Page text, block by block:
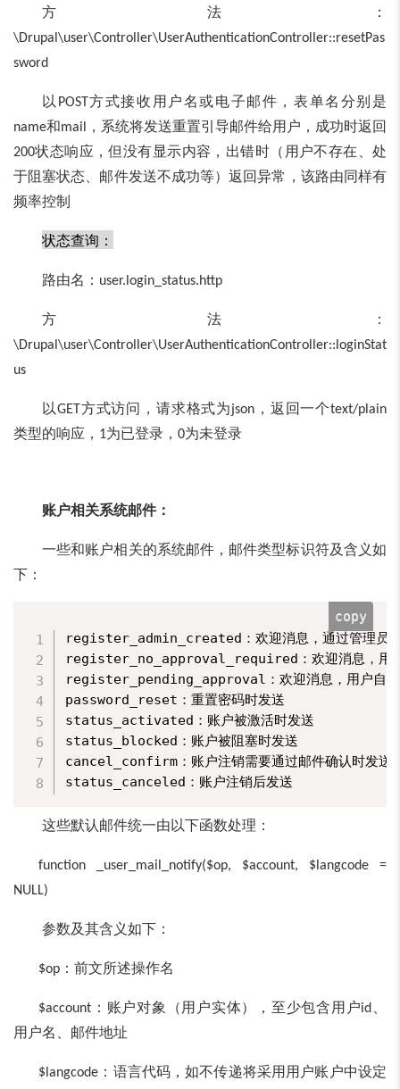
方法：
\Drupal\user\Controller\UserAuthenticationController::resetPas
sword
以 POST方式接收用户名或电子邮件，表单名分别是
name和mail ，系统将发送重置引导邮件给用户，成功时返回
200状态响应，但没有显示内容，出错时（用户不存在、处
于阻塞状态、邮件发送不成功等）返回异常，该路由同样有
频率控制
状态查询：
路由名： user.login_status.http
方法：
\Drupal\user\Controller\UserAuthenticationController::loginStat
us
以GET方式访问，请求格式为json ，返回一个text/plain
类型的响应， 1为已登录， 0为未登录
账户相关系统邮件：
一些和账户相关的系统邮件，邮件类型标识符及含义如
下：
register_admin_created：欢迎消息，通过管理员
register_no_approval_required：欢迎消息，用户
register_pending_approval：欢迎消息，用户自行
password_reset：重置密码时发送
status_activated：账户被激活时发送
status_blocked：账户被阻塞时发送
cancel_confirm：账户注销需要通过邮件确认时发送
copy
这些默认邮件统一由以下函数处理：
function _user_mail_notify($op, $account, $langcode =
NULL)
参数及其含义如下：
$op ：前文所述操作名
$account ：账户对象（用户实体），至少包含用户id
用户名、邮件地址
$langcode ：语言代码，如不传递将采用用户账户中设定